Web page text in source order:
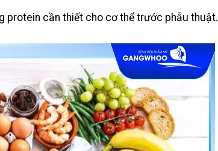
protein cần thiết cho cơ thể trước phẫu thuật.